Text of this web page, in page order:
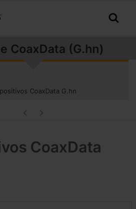
CoaxData (G.hn)
CoaxData G.hn
CoaxData